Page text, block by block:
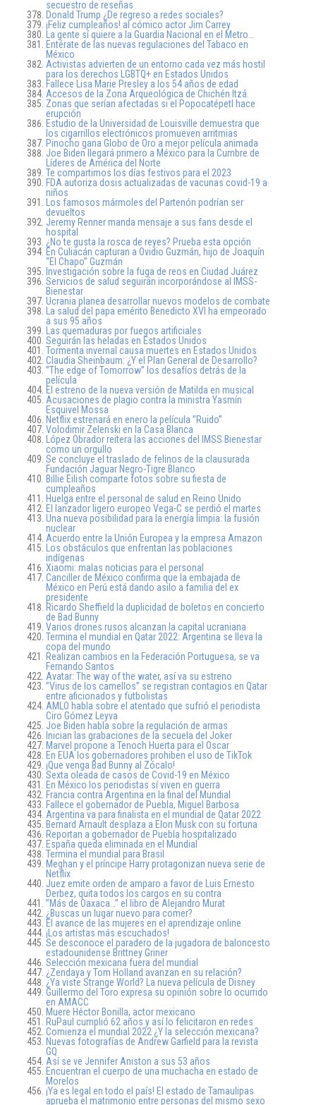
secuestro de reseñas
Donald Trump ¿De regreso a redes sociales?
¡Feliz cumpleaños! al cómico actor Jim Carrey
La gente sí quiere a la Guardia Nacional en el Metro…
Entérate de las nuevas regulaciones del Tabaco en
México
Activistas advierten de un entorno cada vez más hostil
para los derechos LGBTQ+ en Estados Unidos
Fallece Lisa Marie Presley a los 54 años de edad
Accesos de la Zona Arqueológica de Chichén Itzá.
Zonas que serían afectadas si el Popocatépetl hace
erupción
Estudio de la Universidad de Louisville demuestra que
los cigarrillos electrónicos promueven arritmias
Pinocho gana Globo de Oro a mejor película animada
Joe Biden llegará primero a México para la Cumbre de
Líderes de América del Norte
Te compartimos los días festivos para el 2023
FDA autoriza dosis actualizadas de vacunas covid-19 a
niños
Los famosos mármoles del Partenón podrían ser
devueltos
Jeremy Renner manda mensaje a sus fans desde el
hospital
¿No te gusta la rosca de reyes? Prueba esta opción
En Culiacán capturan a Ovidio Guzmán, hijo de Joaquín
“El Chapo” Guzmán
Investigación sobre la fuga de reos en Ciudad Juárez
Servicios de salud seguirán incorporándose al IMSS-
Bienestar
Ucrania planea desarrollar nuevos modelos de combate
La salud del papa emérito Benedicto XVI ha empeorado
a sus 95 años
Las quemaduras por fuegos artificiales
Seguirán las heladas en Estados Unidos
Tormenta invernal causa muertes en Estados Unidos
Claudia Sheinbaum: ¿Y el Plan General de Desarrollo?
”The edge of Tomorrow” los desafíos detrás de la
película
El estreno de la nueva versión de Matilda en musical
Acusaciones de plagio contra la ministra Yasmín
Esquivel Mossa
Netflix estrenará en enero la película ”Ruido”
Volodimir Zelenski en la Casa Blanca
López Obrador reitera las acciones del IMSS Bienestar
como un orgullo
Se concluye el traslado de felinos de la clausurada
Fundación Jaguar Negro-Tigre Blanco
Billie Eilish comparte fotos sobre su fiesta de
cumpleaños
Huelga entre el personal de salud en Reino Unido
El lanzador ligero europeo Vega-C se perdió el martes
Una nueva posibilidad para la energía limpia: la fusión
nuclear
Acuerdo entre la Unión Europea y la empresa Amazon
Los obstáculos que enfrentan las poblaciones
indígenas
Xiaomi: malas noticias para el personal
Canciller de México confirma que la embajada de
México en Perú está dando asilo a familia del ex
presidente
Ricardo Sheffield la duplicidad de boletos en concierto
de Bad Bunny
Varios drones rusos alcanzan la capital ucraniana
Termina el mundial en Qatar 2022: Argentina se lleva la
copa del mundo
Realizan cambios en la Federación Portuguesa, se va
Fernando Santos
Avatar: The way of the water, así va su estreno
”Virus de los camellos” se registran contagios en Qatar
entre aficionados y futbolistas
AMLO habla sobre el atentado que sufrió el periodista
Ciro Gómez Leyva
Joe Biden habla sobre la regulación de armas
Inician las grabaciones de la secuela del Joker
Marvel propone a Tenoch Huerta para el Oscar
En EUA los gobernadores prohiben el uso de TikTok
¡Que venga Bad Bunny al Zócalo!
Sexta oleada de casos de Covid-19 en México
En México los periodistas sí viven en guerra
Francia contra Argentina en la final del Mundial
Fallece el gobernador de Puebla, Miguel Barbosa
Argentina va para finalista en el mundial de Qatar 2022
Bernard Arnault desplaza a Elon Musk con su fortuna
Reportan a gobernador de Puebla hospitalizado
España queda eliminada en el Mundial
Termina el mundial para Brasil
Meghan y el príncipe Harry protagonizan nueva serie de
Netflix
Juez emite orden de amparo a favor de Luis Ernesto
Derbez, quita todos los cargos en su contra
”Más de Oaxaca…” el libro de Alejandro Murat
¿Buscas un lugar nuevo para comer?
El avance de las mujeres en el aprendizaje online
¡Los artistas más escuchados!
Se desconoce el paradero de la jugadora de baloncesto
estadounidense Brittney Griner
Selección mexicana fuera del mundial
¿Zendaya y Tom Holland avanzan en su relación?
¿Ya viste Strange World? La nueva película de Disney
Guillermo del Toro expresa su opinión sobre lo ocurrido
en AMACC
Muere Héctor Bonilla, actor mexicano
RuPaul cumplió 62 años y así lo felicitaron en redes
Comienza el mundial 2022 ¿Y la selección mexicana?
Nuevas fotografías de Andrew Garfield para la revista
GQ
Así se ve Jennifer Aniston a sus 53 años
Encuentran el cuerpo de una muchacha en estado de
Morelos
¡Ya es legal en todo el país! El estado de Tamaulipas
aprueba el matrimonio entre personas del mismo sexo